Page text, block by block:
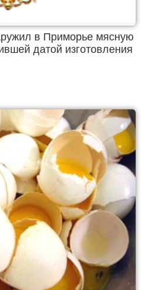
в Приморье мясную
датой изготовления